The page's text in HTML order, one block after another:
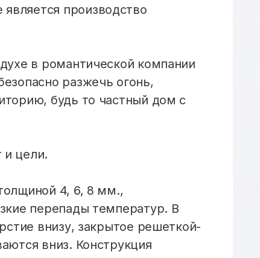
производство
в романтической компании
разжечь огонь,
будь то частный дом с
и цели.
4, 6, 8 мм.,
перепады температур. В
внизу, закрытое решеткой-
вниз. Конструкция